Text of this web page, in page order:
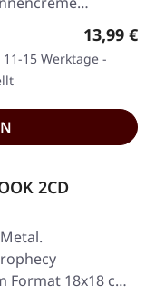
Regulärer
13,99 €
15 Werktage -
2CD
18x18 cm,